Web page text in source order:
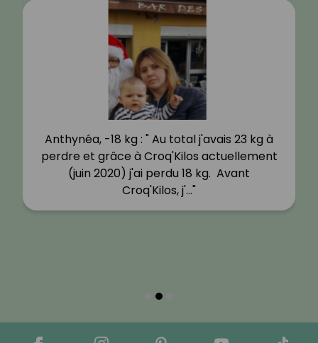
Anthynéa, -18 kg : " Au total j'avais 23 kg à
perdre et grâce à Croq'Kilos actuellement
(juin 2020) j'ai perdu 18 kg. Avant
Croq'Kilos, j'…"